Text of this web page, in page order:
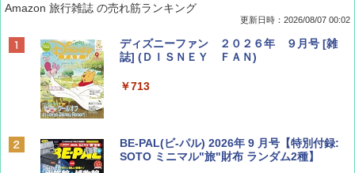
Amazon 旅行雑誌 の売れ筋ランキング
更新日時：2026/08/07 00:02
ディズニーファン ２０２６年 ９月号 [雑
誌] (ＤＩＳＮＥＹ ＦＡＮ)
￥713
BE-PAL(ビ-パル) 2026年 9 月号【特別付録:
SOTO ミニマル"旅"財布 ランダム2種】